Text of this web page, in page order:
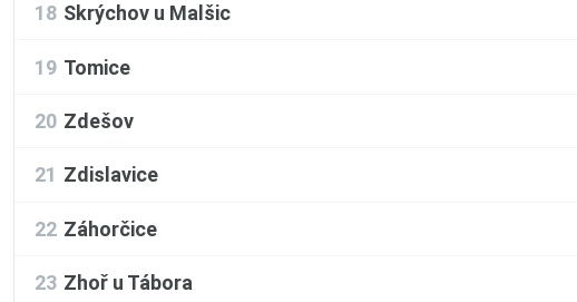
18 Skrýchov u Malšic
19 Tomice
20 Zdešov
21 Zdislavice
22 Záhorčice
23 Zhoř u Tábora